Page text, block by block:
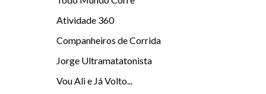
Atividade 360
Companheiros de Corrida
Jorge Ultramatatonista
Vou Ali e Já Volto...